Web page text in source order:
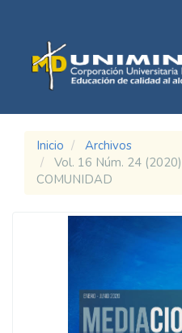
Contenido
principal
Barra
lateral
Inicio
Archivos
Vol. 16 Núm. 24
COMUNIDAD